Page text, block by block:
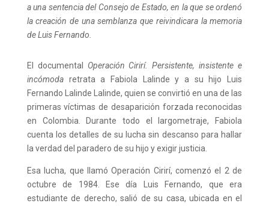
a una sentencia del Consejo de Estado, en la que se ordenó
la creación de una semblanza que reivindicara la memoria
de Luis Fernando.
El documental Operación Cirirí. Persistente, insistente e
incómodaretrata a Fabiola Lalinde y a su hijo Luis
Fernando Lalinde Lalinde, quien se convirtió en una de las
primeras víctimas de desaparición forzada reconocidas
en Colombia. Durante todo el largometraje, Fabiola
cuenta los detalles de su lucha sin descanso para hallar
la verdad del paradero de su hijo y exigir justicia.
Esa lucha, que llamó Operación Cirirí, comenzó el 2 de
octubre de 1984. Ese día Luis Fernando, que era
estudiante de derecho, salió de su casa, ubicada en el